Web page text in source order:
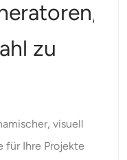
zu
visuell
für Ihre Projekte